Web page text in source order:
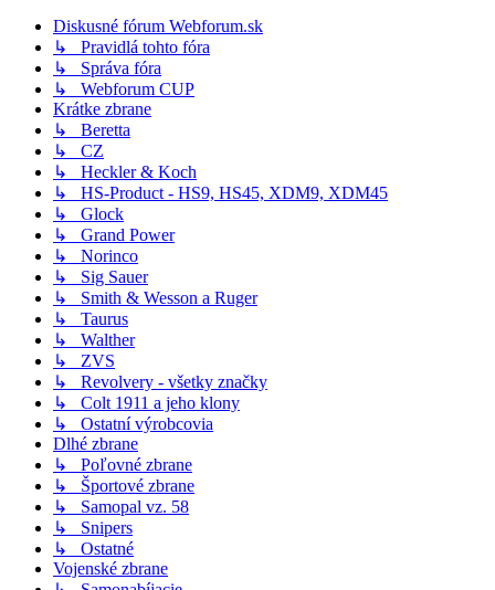
Diskusné fórum Webforum.sk
↳ Pravidlá tohto fóra
↳ Správa fóra
↳ Webforum CUP
Krátke zbrane
↳ Beretta
↳ CZ
↳ Heckler & Koch
↳ HS-Product - HS9, HS45, XDM9, XDM45
↳ Glock
↳ Grand Power
↳ Norinco
↳ Sig Sauer
↳ Smith & Wesson a Ruger
↳ Taurus
↳ Walther
↳ ZVS
↳ Revolvery - všetky značky
↳ Colt 1911 a jeho klony
↳ Ostatní výrobcovia
Dlhé zbrane
↳ Poľovné zbrane
↳ Športové zbrane
↳ Samopal vz. 58
↳ Snipers
↳ Ostatné
Vojenské zbrane